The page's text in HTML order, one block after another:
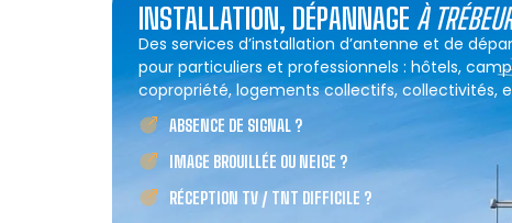
INSTALLATION, DÉPANNAGE À
Des services d’installation d’antenne et de
pour particuliers et professionnels : hôtels,
copropriété, logements collectifs, collectivités,
ABSENCE DE SIGNAL ?
IMAGE BROUILLÉE OU NEIGE ?
RÉCEPTION TV / TNT DIFFICILE ?